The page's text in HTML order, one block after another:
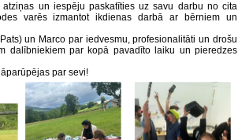
un iespēju paskatīties uz savu darbu no cita
varēs izmantot ikdienas darbā ar bērniem un
un Marco par iedvesmu, profesionalitāti un drošu
dalībniekiem par kopā pavadīto laiku un pieredzes
par sevi!